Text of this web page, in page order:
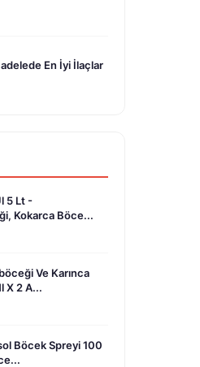
En İyi İlaçlar
5 Lt -
Kokarca Böce...
Ve Karınca
X 2 A...
Böcek Spreyi 100